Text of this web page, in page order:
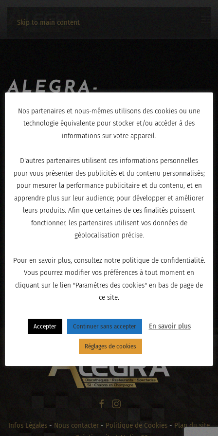
Skip to main content
ALEGRA-
JEROME_HENRY-
01112019-1590
Infos Légales - Nous contacter - Politique de Cookies - Plan du site
Nos partenaires et nous-mêmes utilisons des cookies ou une
technologie équivalente pour stocker et/ou accéder à des
informations sur votre appareil.
D'autres partenaires utilisent ces informations personnelles
pour vous présenter des publicités et du contenu personnalisés;
pour mesurer la performance publicitaire et du contenu, et en
apprendre plus sur leur audience; pour développer et améliorer
leurs produits. Afin que certaines de ces finalités puissent
fonctionner, les partenaires utilisent vos données de
géolocalisation précise.
Pour en savoir plus, consultez notre politique de confidentialité.
Vous pourrez modifier vos préférences à tout moment en
cliquant sur le lien "Paramètres des cookies" en bas de page de
ce site.
Accepter Continuer sans accepter En savoir plus
Réglages de cookies